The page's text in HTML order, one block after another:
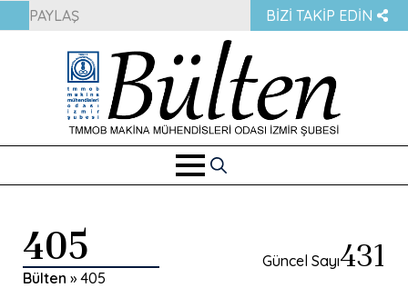
PAYLAŞ BIZI TAKIP EDIN
Search
405
Bülten » 405
Güncel Sayı431